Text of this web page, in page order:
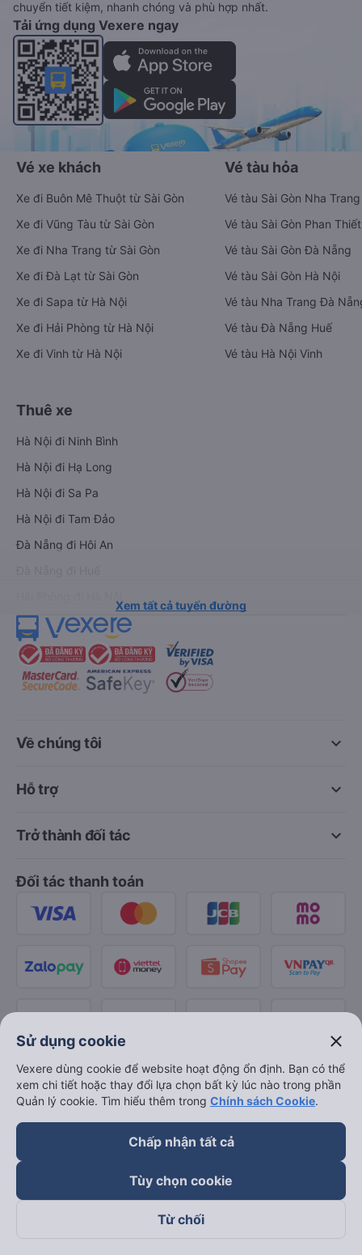
chuyển tiết kiệm, nhanh chóng và phù hợp nhất.
Tải ứng dụng Vexere ngay
Vé xe khách
Xe đi Buôn Mê Thuột từ Sài Gòn
Xe đi Vũng Tàu từ Sài Gòn
Xe đi Nha Trang từ Sài Gòn
Xe đi Đà Lạt từ Sài Gòn
Xe đi Sapa từ Hà Nội
Xe đi Hải Phòng từ Hà Nội
Xe đi Vinh từ Hà Nội
Vé tàu hỏa
Vé tàu Sài Gòn Nha Trang
Vé tàu Sài Gòn Phan Thiết
Vé tàu Sài Gòn Đà Nẵng
Vé tàu Sài Gòn Hà Nội
Vé tàu Nha Trang Đà
Vé tàu Đà Nẵng Huế
Vé tàu Hà Nội Vinh
Thuê xe
Hà Nội đi Ninh Bình
Hà Nội đi Hạ Long
Hà Nội đi Sa Pa
Hà Nội đi Tam Đảo
Đà Nẵng đi Hội An
Xem tất cả tuyến đường
keyboard_arrow_down
Về chúng tôi
keyboard_arrow_down
Hỗ trợ
keyboard_arrow_down
Trở thành đối tác
Đối tác thanh toán
Sử dụng cookie close
Vexere dùng cookie để website hoạt động ổn định. Bạn có thể
xem chi tiết hoặc thay đổi lựa chọn bất kỳ lúc nào trong phần
Quản lý cookie. Tìm hiểu thêm trong Chính sách Cookie.
Chấp nhận tất cả
Tùy chọn cookie
Từ chối